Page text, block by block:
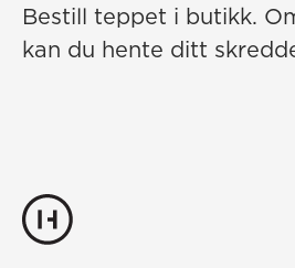
Bestill teppet i butikk.
kan du hente ditt